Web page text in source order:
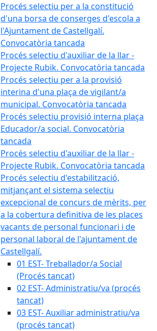
Procés selectiu per a la constitució
d'una borsa de conserges d'escola a
l'Ajuntament de Castellgalí.
Convocatòria tancada
Procés selectiu d'auxiliar de la llar -
Projecte Rubik. Convocatòria tancada
Procés selectiu per a la provisió
interina d'una plaça de vigilant/a
municipal. Convocatòria tancada
Procés selectiu provisió interna plaça
Educador/a social. Convocatòria
tancada
Procés selectiu d'auxiliar de la llar -
Projecte Rubik. Convocatòria tancada
Procés selectiu d'estabilització,
mitjançant el sistema selectiu
excepcional de concurs de mèrits, per
a la cobertura definitiva de les places
vacants de personal funcionari i de
personal laboral de l'ajuntament de
Castellgalí.
01 EST- Treballador/a Social
(Procés tancat)
02 EST- Administratiu/va (procés
tancat)
03 EST- Auxiliar administratiu/va
(procés tancat)